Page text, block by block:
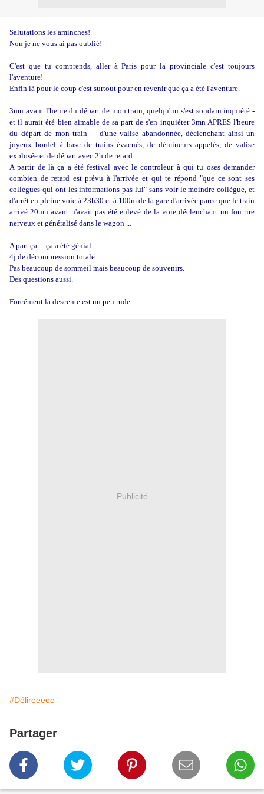
Salutations les aminches!
Non je ne vous ai pas oublié!
C'est que tu comprends, aller à Paris pour la provinciale c'est toujours
l'aventure!
Enfin là pour le coup c'est surtout pour en revenir que ça a été l'aventure.
3mn avant l'heure du départ de mon train, quelqu'un s'est soudain inquiété -
et il aurait été bien aimable de sa part de s'en inquiéter 3mn APRES l'heure
du départ de mon train - d'une valise abandonnée, déclenchant ainsi un
joyeux bordel à base de trains évacués, de démineurs appelés, de valise
explosée et de départ avec 2h de retard.
A partir de là ça a été festival avec le controleur à qui tu oses demander
combien de retard est prévu à l'arrivée et qui te répond "que ce sont ses
collègues qui ont les informations pas lui" sans voir le moindre collègue, et
d'arrêt en pleine voie à 23h30 et à 100m de la gare d'arrivée parce que le train
arrivé 20mn avant n'avait pas été enlevé de la voie déclenchant un fou rire
nerveux et généralisé dans le wagon ...
A part ça ... ça a été génial.
4j de décompression totale.
Pas beaucoup de sommeil mais beaucoup de souvenirs.
Des questions aussi.
Forcément la descente est un peu rude.
Publicité
#Délireeeee
Partager